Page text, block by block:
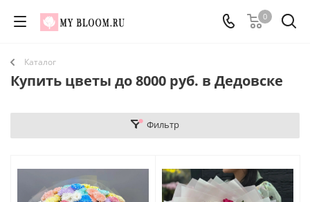
0
Каталог
Купить цветы до 8000 руб. в Дедовске
Фильтр